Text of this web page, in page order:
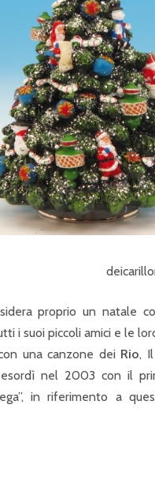
proprio un natale
i suoi piccoli amici e le
una canzone deiRio,
nel 2003 con il
in riferimento a